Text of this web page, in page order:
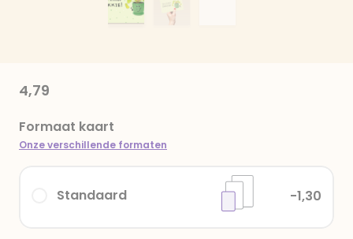
4,79
Formaat kaart
Onze verschillende formaten
Standaard -1,30